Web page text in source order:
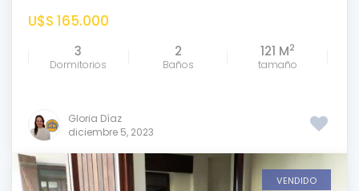
U$S 165.000
3
Dormitorios
2
Baños
121 M2
tamaño
Gloria Díaz
diciembre 5, 2023
VENDIDO